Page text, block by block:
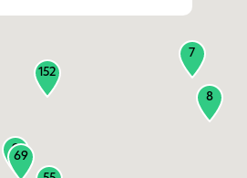
69
8
7
152
9